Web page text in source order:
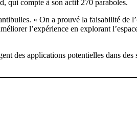
qui compte à son actif 270 paraboles.
« On a prouvé la faisabilité de
l’expérience en explorant
des applications potentielles dans des